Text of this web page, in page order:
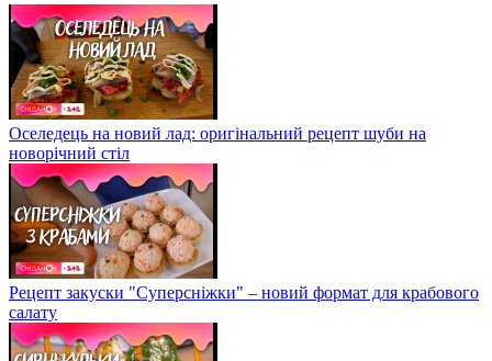
Оселедець на новий лад: оригінальний рецепт шуби на
новорічний стіл
Рецепт закуски "Суперсніжки" – новий формат для крабового
салату